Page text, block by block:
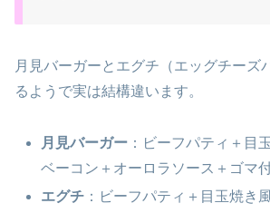
月見バーガーとエグチ（エッグチーズ
るようで実は結構違います。
月見バーガー ：ビーフパティ＋目
ベーコン＋オーロラソース＋ゴマ
エグチ ：ビーフパティ＋目玉焼き